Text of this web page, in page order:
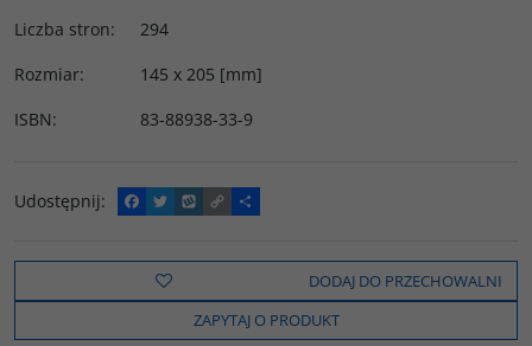
Liczba stron:
294
Rozmiar:
145 x 205 [mm]
ISBN: 83-88938-33-9
Udostępnij:
F
a
e
o
k
T
w
t
t
e
W
y
o
C
o
y
i
n
k
P
o
z
e
l
s
DODAJ DO PRZECHOWALNI
ZAPYTAJ O PRODUKT